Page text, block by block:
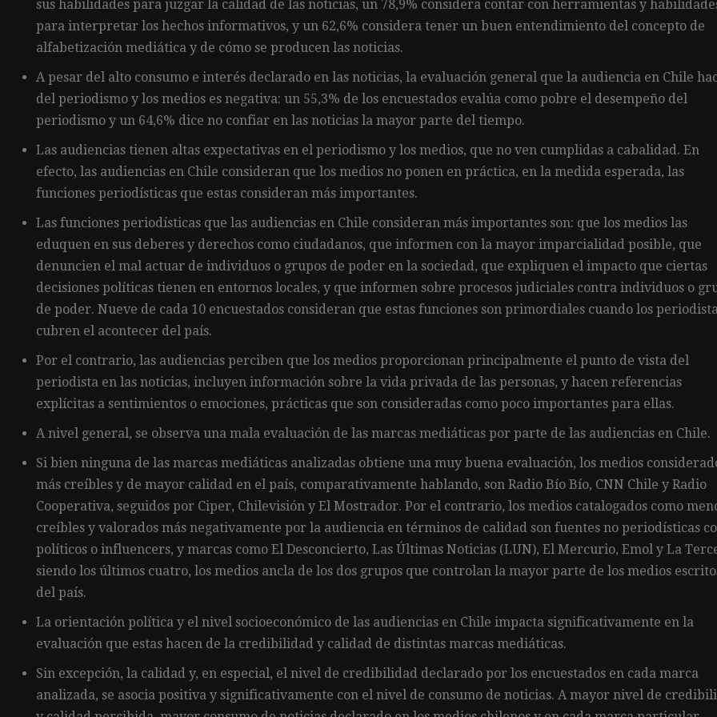
sus habilidades para juzgar la calidad de las noticias, un 78,9% considera contar con herramientas y
para interpretar los hechos informativos, y un 62,6% considera tener un buen entendimiento del concepto de
alfabetización mediática y de cómo se producen las noticias.
A pesar del alto consumo e interés declarado en las noticias, la evaluación general que la audiencia en Chile
del periodismo y los medios es negativa: un 55,3% de los encuestados evalúa como pobre el desempeño del
periodismo y un 64,6% dice no confiar en las noticias la mayor parte del tiempo.
Las audiencias tienen altas expectativas en el periodismo y los medios, que no ven cumplidas a cabalidad. En
efecto, las audiencias en Chile consideran que los medios no ponen en práctica, en la medida esperada, las
funciones periodísticas que estas consideran más importantes.
Las funciones periodísticas que las audiencias en Chile consideran más importantes son: que los medios las
eduquen en sus deberes y derechos como ciudadanos, que informen con la mayor imparcialidad posible, que
denuncien el mal actuar de individuos o grupos de poder en la sociedad, que expliquen el impacto que ciertas
decisiones políticas tienen en entornos locales, y que informen sobre procesos judiciales contra individuos o
de poder. Nueve de cada 10 encuestados consideran que estas funciones son primordiales cuando los
cubren el acontecer del país.
Por el contrario, las audiencias perciben que los medios proporcionan principalmente el punto de vista del
periodista en las noticias, incluyen información sobre la vida privada de las personas, y hacen referencias
explícitas a sentimientos o emociones, prácticas que son consideradas como poco importantes para ellas.
A nivel general, se observa una mala evaluación de las marcas mediáticas por parte de las audiencias en Chile.
Si bien ninguna de las marcas mediáticas analizadas obtiene una muy buena evaluación, los medios
más creíbles y de mayor calidad en el país, comparativamente hablando, son Radio Bío Bío, CNN Chile y Radio
Cooperativa, seguidos por Ciper, Chilevisión y El Mostrador. Por el contrario, los medios catalogados como
creíbles y valorados más negativamente por la audiencia en términos de calidad son fuentes no periodísticas
políticos o influencers, y marcas como El Desconcierto, Las Últimas Noticias (LUN), El Mercurio, Emol y La
siendo los últimos cuatro, los medios ancla de los dos grupos que controlan la mayor parte de los medios
del país.
La orientación política y el nivel socioeconómico de las audiencias en Chile impacta significativamente en la
evaluación que estas hacen de la credibilidad y calidad de distintas marcas mediáticas.
Sin excepción, la calidad y, en especial, el nivel de credibilidad declarado por los encuestados en cada marca
analizada, se asocia positiva y significativamente con el nivel de consumo de noticias. A mayor nivel de